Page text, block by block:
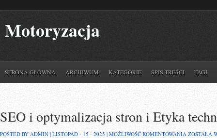
Motoryzacja
STRONA GŁÓWNA ARCHIWUM KATEGORIE SPIS TREŚCI TAGI
SEO i optymalizacja stron i Etyka
POSTED BY ADMIN | LISTOPAD - 15 - 2025 | MOŻLIWOŚĆ KOMENTOWANIA SEO
ZOSTAŁA